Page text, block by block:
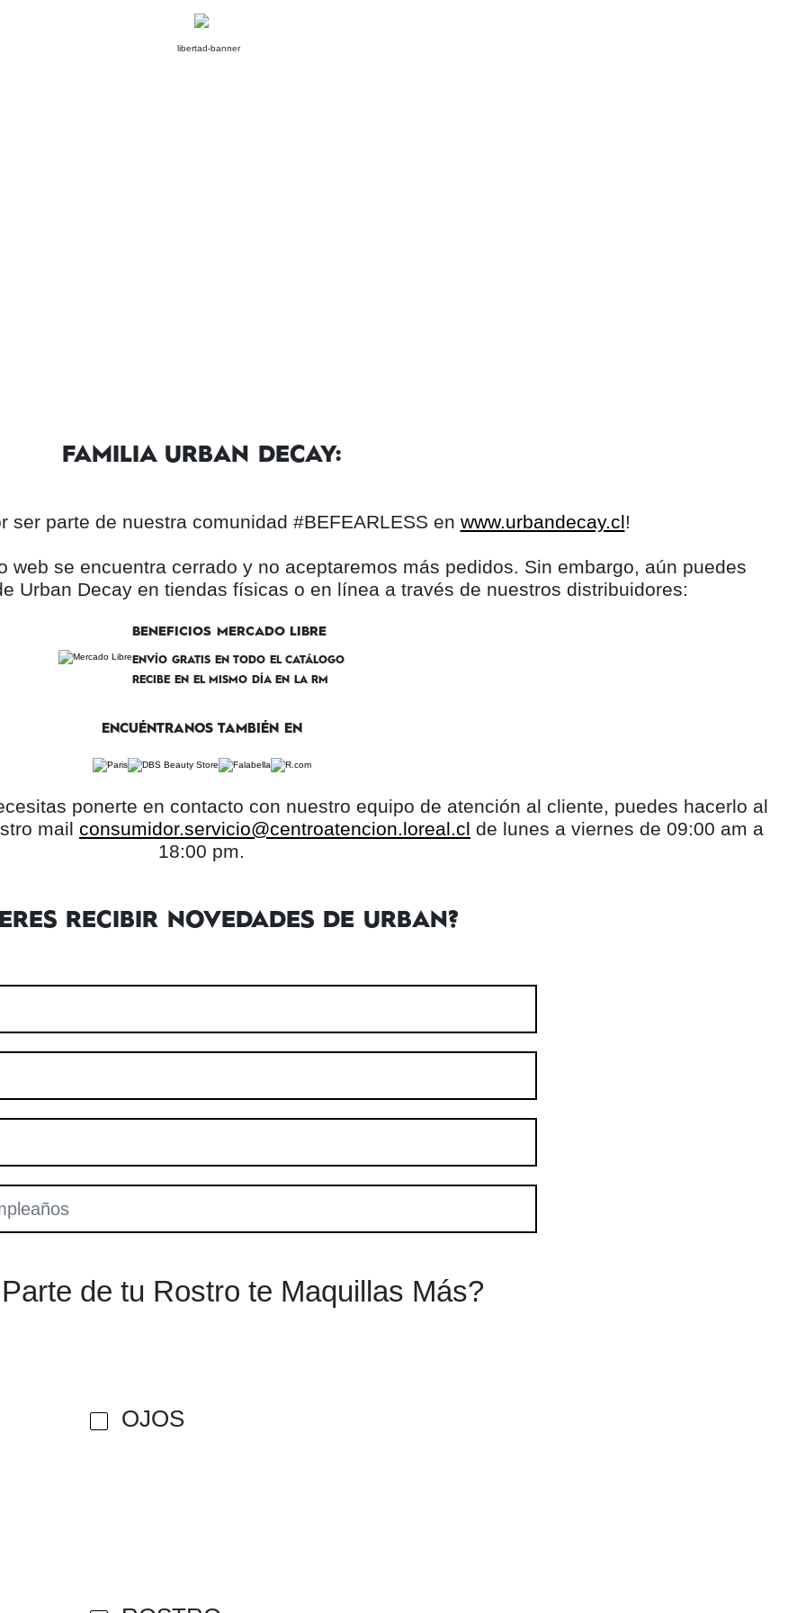
FAMILIA URBAN DECAY:
ser parte de nuestra comunidad #BEFEARLESS en www.urbandecay.cl!
web se encuentra cerrado y no aceptaremos más pedidos. Sin embargo, aún puedes
Urban Decay en tiendas físicas o en línea a través de nuestros distribuidores:
BENEFICIOS MERCADO LIBRE
ENVÍO GRATIS EN TODO EL CATÁLOGO
RECIBE EN EL MISMO DÍA EN LA RM
ENCUÉNTRANOS TAMBIÉN EN
ponerte en contacto con nuestro equipo de atención al cliente, puedes hacerlo al
mail consumidor.servicio@centroatencion.loreal.cl de lunes a viernes de 09:00 am a
18:00 pm.
RECIBIR NOVEDADES DE URBAN?
de tu Rostro te Maquillas Más?
OJOS